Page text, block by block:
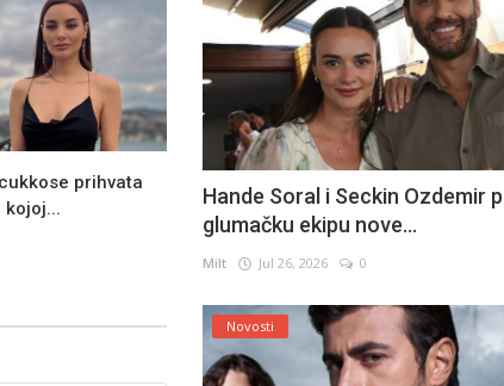
prihvata
kojoj...
Hande Soral i Seckin Ozdemir
glumačku ekipu nove...
Milt Jul 26, 2026 0
Novosti